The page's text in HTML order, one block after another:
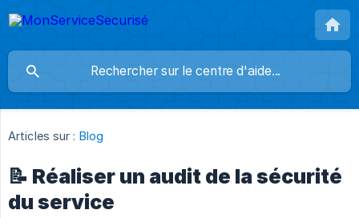
Articles sur : Blog
📝 Réaliser un audit de la sécurité
du service